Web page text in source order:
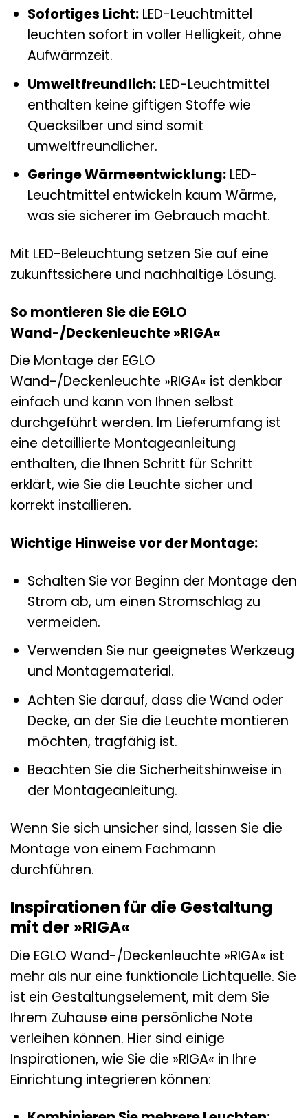
Sofortiges Licht:LED-Leuchtmittel
leuchten sofort in voller Helligkeit, ohne
Aufwärmzeit.
Umweltfreundlich:LED-Leuchtmittel
enthalten keine giftigen Stoffe wie
Quecksilber und sind somit
umweltfreundlicher.
Geringe Wärmeentwicklung:LED-
Leuchtmittel entwickeln kaum Wärme,
was sie sicherer im Gebrauch macht.
Mit LED-Beleuchtung setzen Sie auf eine
zukunftssichere und nachhaltige Lösung.
So montieren Sie die EGLO
Wand-/Deckenleuchte »RIGA«
Die Montage der EGLO
Wand-/Deckenleuchte »RIGA« ist denkbar
einfach und kann von Ihnen selbst
durchgeführt werden. Im Lieferumfang ist
eine detaillierte Montageanleitung
enthalten, die Ihnen Schritt für Schritt
erklärt, wie Sie die Leuchte sicher und
korrekt installieren.
Wichtige Hinweise vor der Montage:
Schalten Sie vor Beginn der Montage den
Strom ab, um einen Stromschlag zu
vermeiden.
Verwenden Sie nur geeignetes Werkzeug
und Montagematerial.
Achten Sie darauf, dass die Wand oder
Decke, an der Sie die Leuchte montieren
möchten, tragfähig ist.
Beachten Sie die Sicherheitshinweise in
der Montageanleitung.
Wenn Sie sich unsicher sind, lassen Sie die
Montage von einem Fachmann
durchführen.
Inspirationen für die Gestaltung
mit der »RIGA«
Die EGLO Wand-/Deckenleuchte »RIGA« ist
mehr als nur eine funktionale Lichtquelle. Sie
ist ein Gestaltungselement, mit dem Sie
Ihrem Zuhause eine persönliche Note
verleihen können. Hier sind einige
Inspirationen, wie Sie die »RIGA« in Ihre
Einrichtung integrieren können: